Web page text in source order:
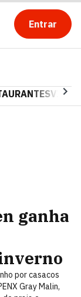
Entrar
ganha
por casacos
Gray Malin,